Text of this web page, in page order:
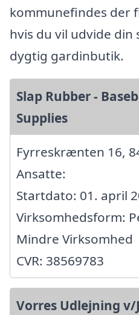
kommunefindes der
hvis du vil udvide
dygtig gardinbutik.
Slap Rubber -
Supplies
Fyrreskrænten 16,
Ansatte:
Startdato: 01. april
Virksomhedsform:
Mindre Virksomhed
CVR: 38569783
Vorres Udlejning v/